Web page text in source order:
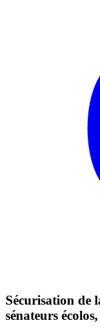
Sécurisation de
sénateurs